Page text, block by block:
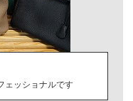
ェッショナルです